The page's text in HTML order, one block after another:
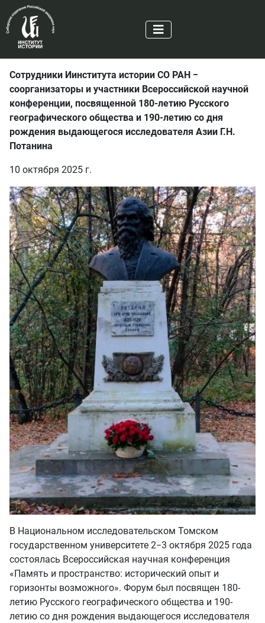
Сотрудники Иинститута истории СО РАН −
соорганизаторы и участники Всероссийской научной
конференции, посвященной 180-летию Русского
географического общества и 190-летию со дня
рождения выдающегося исследователя Азии Г.Н.
Потанина
10 октября 2025 г.
В Национальном исследовательском Томском
государственном университете 2−3 октября 2025 года
состоялась Всероссийская научная конференция
«Память и пространство: исторический опыт и
горизонты возможного». Форум был посвящен 180-
летию Русского географического общества и 190-
летию со дня рождения выдающегося исследователя